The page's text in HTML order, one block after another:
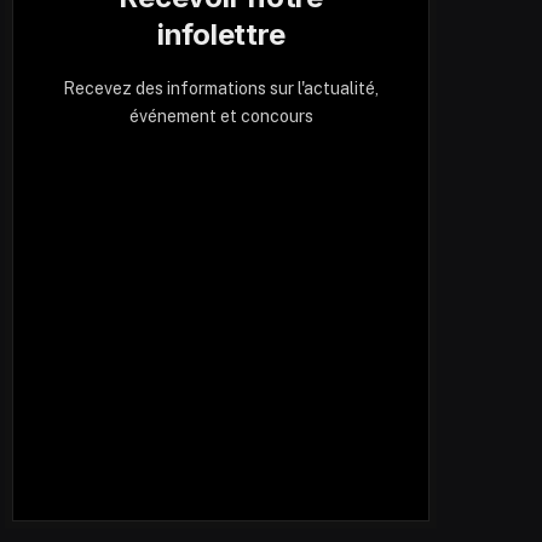
infolettre
Recevez des informations sur l'actualité,
événement et concours